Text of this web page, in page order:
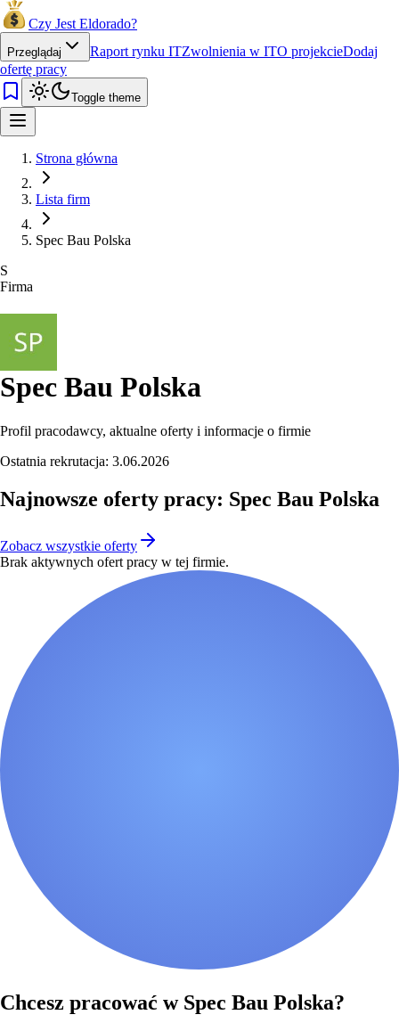
Czy Jest Eldorado?
Przeglądaj Raport rynku ITZwolnienia w ITO projekcieDodaj
ofertę pracy
Toggle theme
Strona główna
Lista firm
Spec Bau Polska
S
Firma
Spec Bau Polska
Profil pracodawcy, aktualne oferty i informacje o firmie
Ostatnia rekrutacja: 3.06.2026
Najnowsze oferty pracy: Spec Bau Polska
Zobacz wszystkie oferty
Brak aktywnych ofert pracy w tej firmie.
Chcesz pracować w Spec Bau Polska?